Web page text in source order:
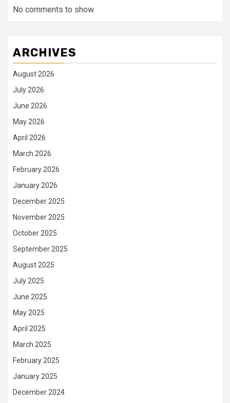
No comments to show.
ARCHIVES
August 2026
July 2026
June 2026
May 2026
April 2026
March 2026
February 2026
January 2026
December 2025
November 2025
October 2025
September 2025
August 2025
July 2025
June 2025
May 2025
April 2025
March 2025
February 2025
January 2025
December 2024